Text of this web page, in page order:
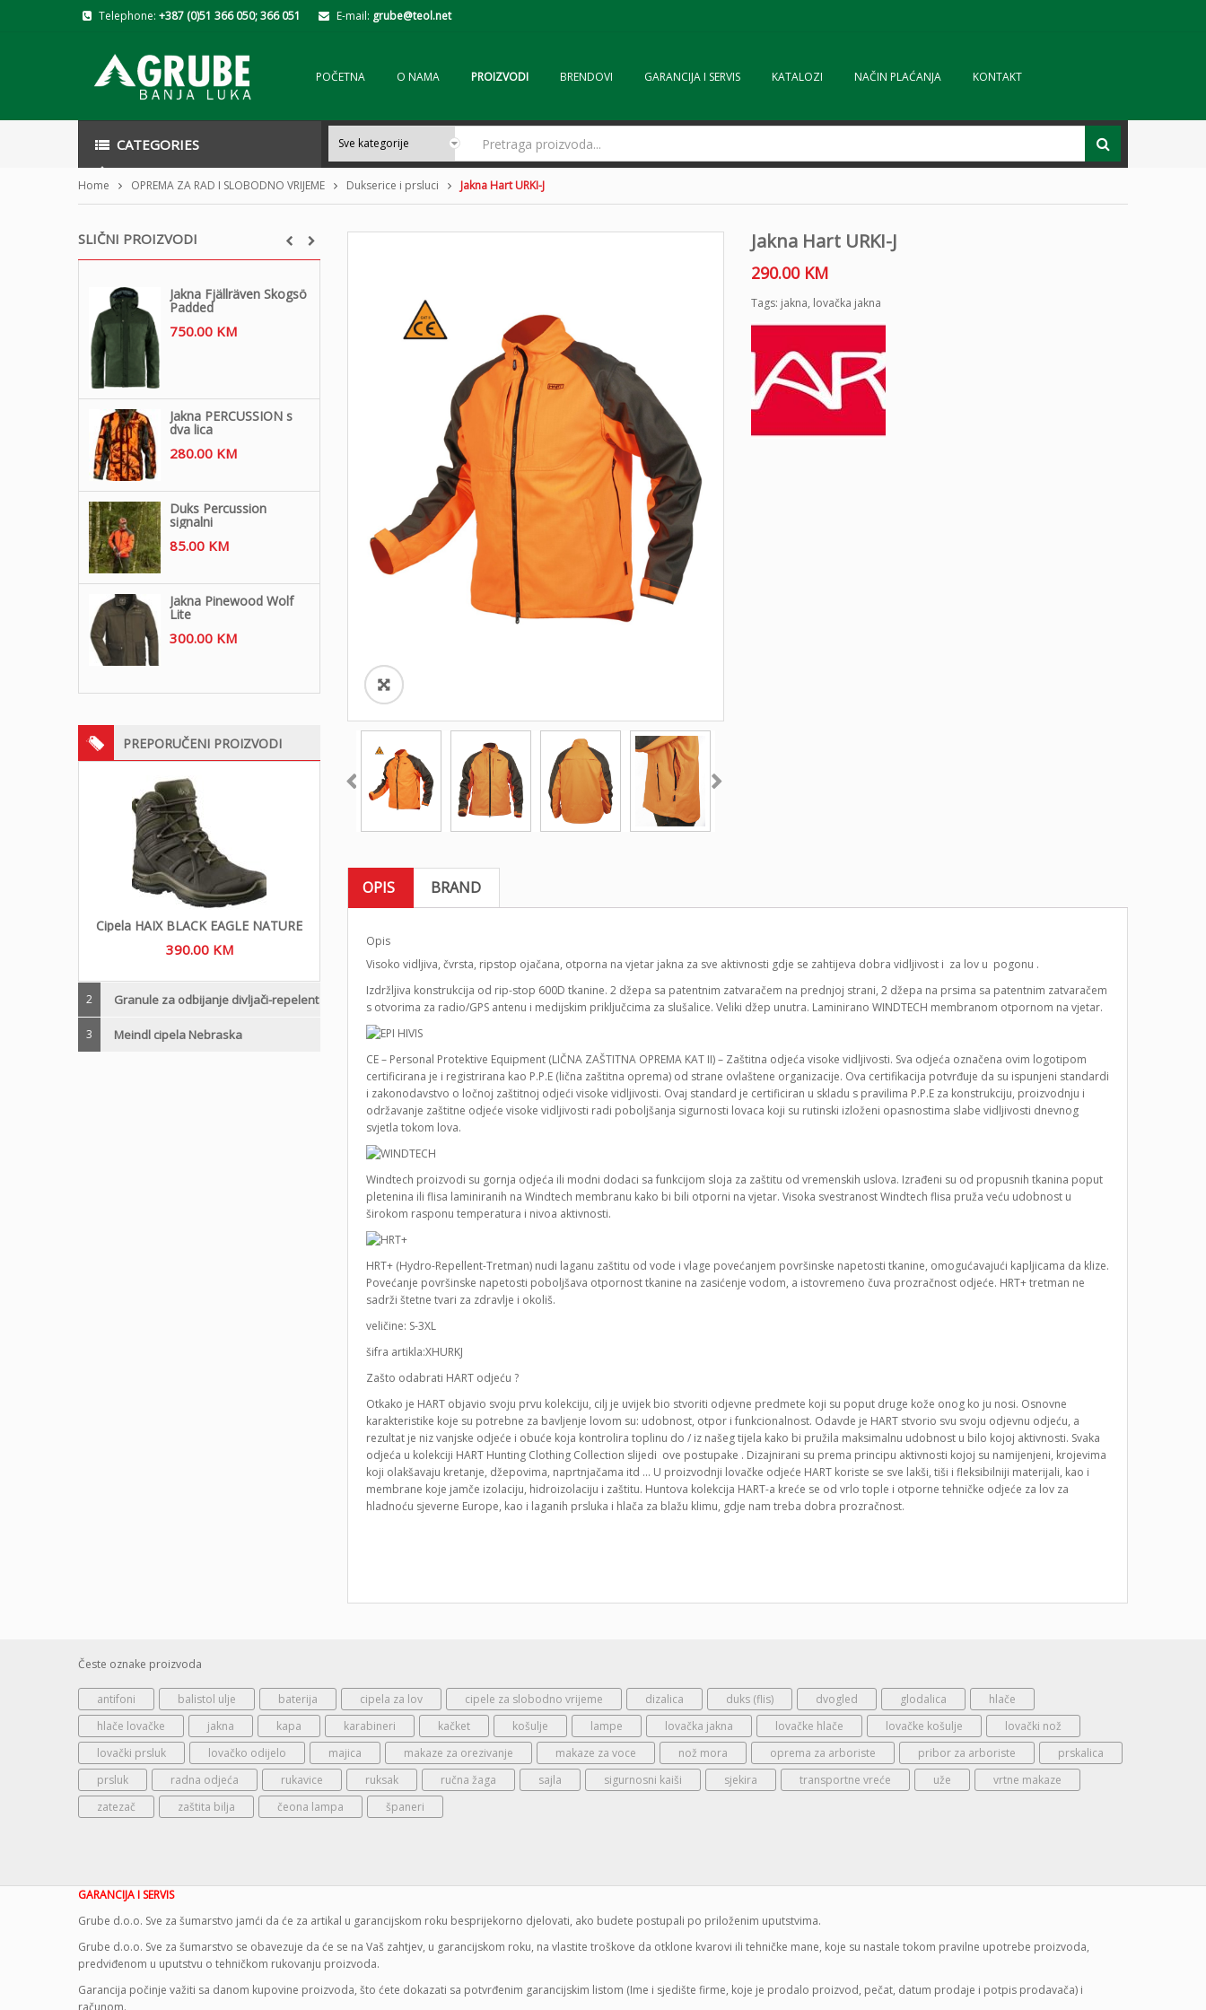
Telephone: +387 (0)51 366 050; 366 051 E-mail: grube@teol.net
POČETNA O NAMA PROIZVODI BRENDOVI GARANCIJA I SERVIS KATALOZI NAČIN PLAĆANJA KONTAKT
CATEGORIES
Home OPREMA ZA RAD I SLOBODNO VRIJEME Dukserice i prsluci Jakna Hart URKI-J
SLIČNI PROIZVODI
Jakna Fjällräven Skogsö
Padded
750.00 KM
Jakna PERCUSSION s
dva lica
280.00 KM
Duks Percussion
signalni
85.00 KM
Jakna Pinewood Wolf
Lite
300.00 KM
PREPORUČENI PROIZVODI
Cipela HAIX BLACK EAGLE NATURE
390.00 KM
2 Granule za odbijanje divljači-repelent
3 Meindl cipela Nebraska
Jakna Hart URKI-J
290.00 KM
Tags: jakna, lovačka jakna
OPIS BRAND
Opis
Visoko vidljiva, čvrsta, ripstop ojačana, otporna na vjetar jakna za sve aktivnosti gdje se zahtijeva dobra vidljivost i za lov u pogonu .
Izdržljiva konstrukcija od rip-stop 600D tkanine. 2 džepa sa patentnim zatvaračem na prednjoj strani, 2 džepa na prsima sa patentnim zatvaračem
s otvorima za radio/GPS antenu i medijskim priključcima za slušalice. Veliki džep unutra. Laminirano WINDTECH membranom otpornom na vjetar.
CE – Personal Protektive Equipment (LIČNA ZAŠTITNA OPREMA KAT II) – Zaštitna odjeća visoke vidljivosti. Sva odjeća označena ovim logotipom
certificirana je i registrirana kao P.P.E (lična zaštitna oprema) od strane ovlaštene organizacije. Ova certifikacija potvrđuje da su ispunjeni standardi
i zakonodavstvo o ločnoj zaštitnoj odjeći visoke vidljivosti. Ovaj standard je certificiran u skladu s pravilima P.P.E za konstrukciju, proizvodnju i
održavanje zaštitne odjeće visoke vidljivosti radi poboljšanja sigurnosti lovaca koji su rutinski izloženi opasnostima slabe vidljivosti dnevnog
svjetla tokom lova.
Windtech proizvodi su gornja odjeća ili modni dodaci sa funkcijom sloja za zaštitu od vremenskih uslova. Izrađeni su od propusnih tkanina poput
pletenina ili flisa laminiranih na Windtech membranu kako bi bili otporni na vjetar. Visoka svestranost Windtech flisa pruža veću udobnost u
širokom rasponu temperatura i nivoa aktivnosti.
HRT+ (Hydro-Repellent-Tretman) nudi laganu zaštitu od vode i vlage povećanjem površinske napetosti tkanine, omogućavajući kapljicama da klize.
Povećanje površinske napetosti poboljšava otpornost tkanine na zasićenje vodom, a istovremeno čuva prozračnost odjeće. HRT+ tretman ne
sadrži štetne tvari za zdravlje i okoliš.
veličine: S-3XL
šifra artikla:XHURKJ
Zašto odabrati HART odjeću ?
Otkako je HART objavio svoju prvu kolekciju, cilj je uvijek bio stvoriti odjevne predmete koji su poput druge kože onog ko ju nosi. Osnovne
karakteristike koje su potrebne za bavljenje lovom su: udobnost, otpor i funkcionalnost. Odavde je HART stvorio svu svoju odjevnu odjeću, a
rezultat je niz vanjske odjeće i obuće koja kontrolira toplinu do / iz našeg tijela kako bi pružila maksimalnu udobnost u bilo kojoj aktivnosti. Svaka
odjeća u kolekciji HART Hunting Clothing Collection slijedi ove postupake . Dizajnirani su prema principu aktivnosti kojoj su namijenjeni, krojevima
koji olakšavaju kretanje, džepovima, naprtnjačama itd … U proizvodnji lovačke odjeće HART koriste se sve lakši, tiši i fleksibilniji materijali, kao i
membrane koje jamče izolaciju, hidroizolaciju i zaštitu. Huntova kolekcija HART-a kreće se od vrlo tople i otporne tehničke odjeće za lov za
hladnoću sjeverne Europe, kao i laganih prsluka i hlača za blažu klimu, gdje nam treba dobra prozračnost.
Česte oznake proizvoda
antifoni balistol ulje baterija cipela za lov cipele za slobodno vrijeme dizalica duks (flis) dvogled glodalica
hlače
hlače lovačke
jakna kapa karabineri kačket košulje lampe lovačka jakna lovačke hlače lovačke košulje
lovački nož
lovački prsluk
lovačko odijelo majica makaze za orezivanje makaze za voce nož mora oprema za arboriste pribor za arboriste
prskalica
prsluk
radna odjeća rukavice ruksak ručna žaga sajla sigurnosni kaiši sjekira transportne vreće uže
vrtne makaze
zatezač
zaštita bilja čeona lampa španeri
GARANCIJA I SERVIS
Grube d.o.o. Sve za šumarstvo jamći da će za artikal u garancijskom roku besprijekorno djelovati, ako budete postupali po priloženim uputstvima.
Grube d.o.o. Sve za šumarstvo se obavezuje da će se na Vaš zahtjev, u garancijskom roku, na vlastite troškove da otklone kvarovi ili tehničke mane, koje su nastale tokom pravilne upotrebe proizvoda,
predviđenom u uputstvu o tehničkom rukovanju proizvoda.
Garancija počinje važiti sa danom kupovine proizvoda, što ćete dokazati sa potvrđenim garancijskim listom (Ime i sjedište firme, koje je prodalo proizvod, pečat, datum prodaje i potpis prodavača) i
računom.